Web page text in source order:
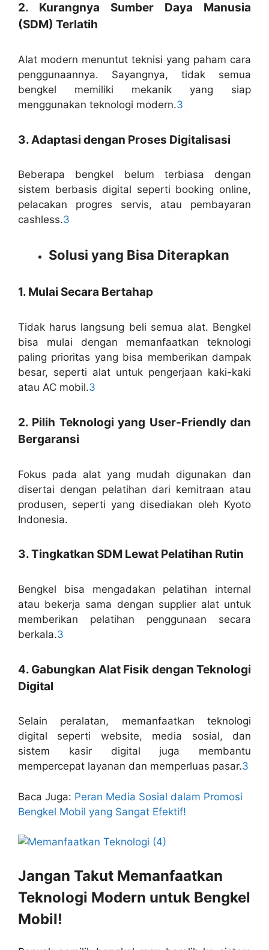
2. Kurangnya Sumber Daya Manusia
(SDM) Terlatih
Alat modern menuntut teknisi yang paham cara
penggunaannya. Sayangnya, tidak semua
bengkel memiliki mekanik yang siap
menggunakan teknologi modern.3
3. Adaptasi dengan Proses Digitalisasi
Beberapa bengkel belum terbiasa dengan
sistem berbasis digital seperti booking online,
pelacakan progres servis, atau pembayaran
cashless.3
Solusi yang Bisa Diterapkan
1. Mulai Secara Bertahap
Tidak harus langsung beli semua alat. Bengkel
bisa mulai dengan memanfaatkan teknologi
paling prioritas yang bisa memberikan dampak
besar, seperti alat untuk pengerjaan kaki-kaki
atau AC mobil.3
2. Pilih Teknologi yang User-Friendly dan
Bergaransi
Fokus pada alat yang mudah digunakan dan
disertai dengan pelatihan dari kemitraan atau
produsen, seperti yang disediakan oleh Kyoto
Indonesia.
3. Tingkatkan SDM Lewat Pelatihan Rutin
Bengkel bisa mengadakan pelatihan internal
atau bekerja sama dengan supplier alat untuk
memberikan pelatihan penggunaan secara
berkala.3
4. Gabungkan Alat Fisik dengan Teknologi
Digital
Selain peralatan, memanfaatkan teknologi
digital seperti website, media sosial, dan
sistem kasir digital juga membantu
mempercepat layanan dan memperluas pasar.3
Baca Juga: Peran Media Sosial dalam Promosi
Bengkel Mobil yang Sangat Efektif!
Jangan Takut Memanfaatkan
Teknologi Modern untuk Bengkel
Mobil!